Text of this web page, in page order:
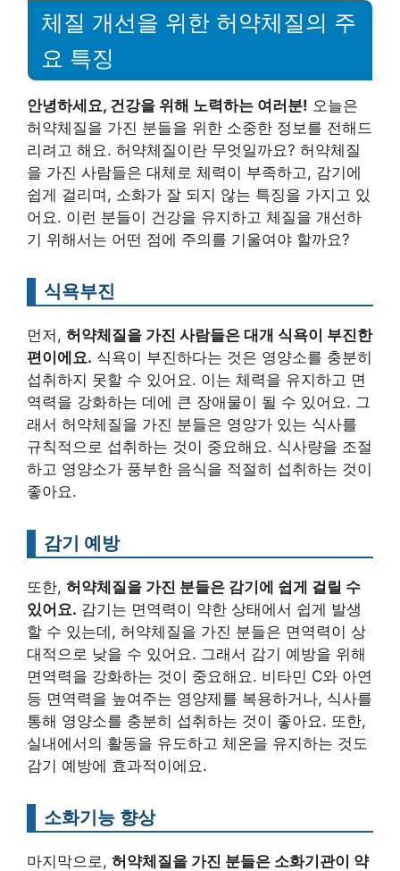
체질 개선을 위한 허약체질의 주
요 특징
안녕하세요, 건강을 위해 노력하는 여러분! 오늘은
허약체질을 가진 분들을 위한 소중한 정보를 전해드
리려고 해요. 허약체질이란 무엇일까요? 허약체질
을 가진 사람들은 대체로 체력이 부족하고, 감기에
쉽게 걸리며, 소화가 잘 되지 않는 특징을 가지고 있
어요. 이런 분들이 건강을 유지하고 체질을 개선하
기 위해서는 어떤 점에 주의를 기울여야 할까요?
식욕부진
먼저, 허약체질을 가진 사람들은 대개 식욕이 부진한
편이에요. 식욕이 부진하다는 것은 영양소를 충분히
섭취하지 못할 수 있어요. 이는 체력을 유지하고 면
역력을 강화하는 데에 큰 장애물이 될 수 있어요. 그
래서 허약체질을 가진 분들은 영양가 있는 식사를
규칙적으로 섭취하는 것이 중요해요. 식사량을 조절
하고 영양소가 풍부한 음식을 적절히 섭취하는 것이
좋아요.
감기 예방
또한, 허약체질을 가진 분들은 감기에 쉽게 걸릴 수
있어요. 감기는 면역력이 약한 상태에서 쉽게 발생
할 수 있는데, 허약체질을 가진 분들은 면역력이 상
대적으로 낮을 수 있어요. 그래서 감기 예방을 위해
면역력을 강화하는 것이 중요해요. 비타민 C와 아연
등 면역력을 높여주는 영양제를 복용하거나, 식사를
통해 영양소를 충분히 섭취하는 것이 좋아요. 또한,
실내에서의 활동을 유도하고 체온을 유지하는 것도
감기 예방에 효과적이에요.
소화기능 향상
마지막으로, 허약체질을 가진 분들은 소화기관이 약